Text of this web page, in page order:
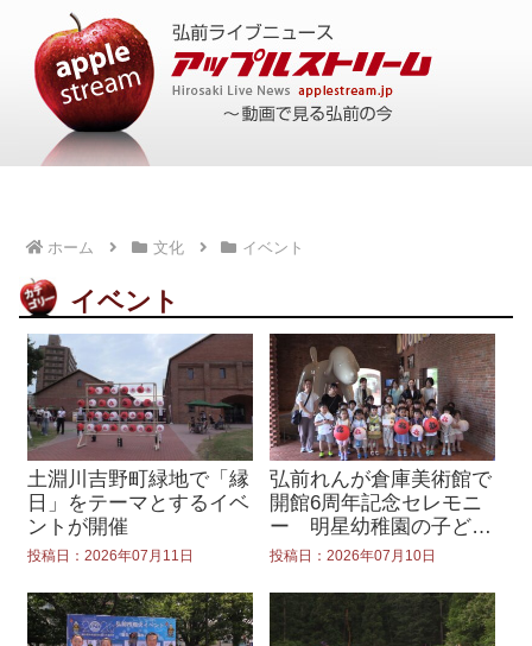
ホーム 文化 イベント
イベント
土淵川吉野町緑地で「縁
日」をテーマとするイベ
ントが開催
投稿日：2026年07月11日
弘前れんが倉庫美術館で
開館6周年記念セレモニ
ー 明星幼稚園の子ども
たちとお祝い
投稿日：2026年07月10日